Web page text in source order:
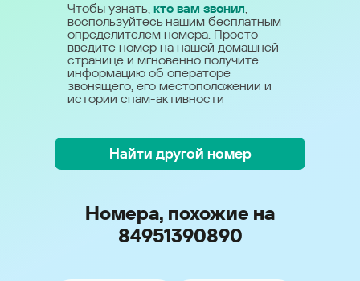
Чтобы узнать, кто вам звонил,
воспользуйтесь нашим бесплатным
определителем номера. Просто
введите номер на нашей домашней
странице и мгновенно получите
информацию об операторе
звонящего, его местоположении и
истории спам-активности
Найти другой номер
Номера, похожие на
84951390890